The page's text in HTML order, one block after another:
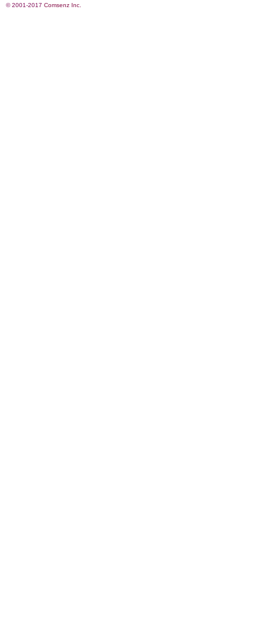
© 2001-2017 Comsenz Inc.